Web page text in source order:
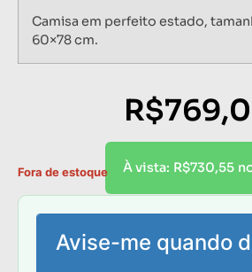
Camisa em perfeito estado,
60×78 cm.
R$
À vista: R$730,55
Fora de estoque
Avise-me quando